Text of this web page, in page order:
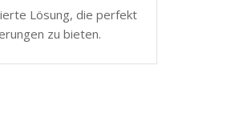
Lösung, die perfekt
zu bieten.